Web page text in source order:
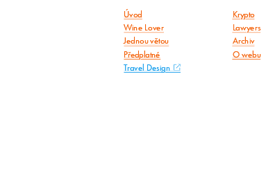
Úvod Krypto
Wine Lover
Lawyers
Jednou větou
Archiv
Předplatné O webu
Travel Design